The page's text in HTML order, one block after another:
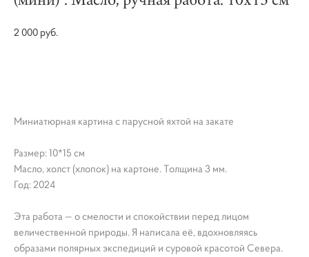
2 000 pуб.
Миниатюрная картина с парусной яхтой на закате
Размер: 10*15 см
Масло, холст (хлопок) на картоне. Толщина 3 мм.
Год: 2024
Эта работа — о смелости и спокойствии перед лицом
величественной природы. Я написала её, вдохновляясь
образами полярных экспедиций и суровой красотой Севера.